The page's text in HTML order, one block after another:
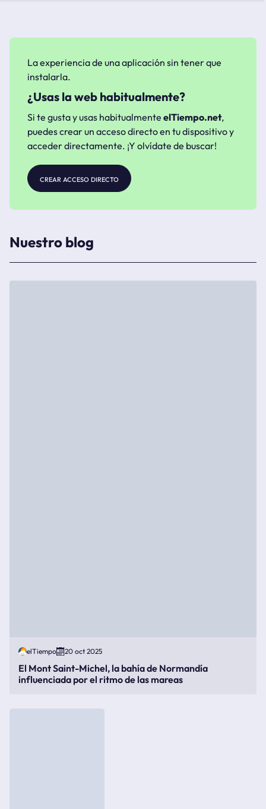
La experiencia de una aplicación sin tener que
instalarla.
¿Usas la web habitualmente?
Si te gusta y usas habitualmente elTiempo.net,
puedes crear un acceso directo en tu dispositivo y
acceder directamente. ¡Y olvídate de buscar!
crear acceso directo
Nuestro blog
elTiempo 20 oct 2025
El Mont Saint-Michel, la bahía de Normandía
influenciada por el ritmo de las mareas